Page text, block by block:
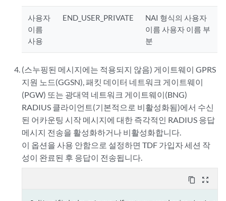
사용자
이름
사용
END_USER_PRIVATE
NAI 형식의 사용자
이름 사용자 이름 부
분
(스누핑된 메시지에는 적용되지 않음) 게이트웨이 GPRS
지원 노드(GGSN), 패킷 데이터 네트워크 게이트웨이
(PGW) 또는 광대역 네트워크 게이트웨이(BNG)
RADIUS 클라이언트(기본적으로 비활성화됨)에서 수신
된 어카운팅 시작 메시지에 대한 즉각적인 RADIUS 응답
메시지 전송을 활성화하거나 비활성화합니다.
이 옵션을 사용 안함으로 설정하면 TDF 가입자 세션 작
성이 완료된 후 응답이 전송됩니다.
content_copy zoom_out_map